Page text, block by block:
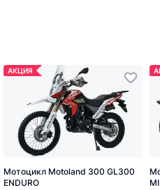
АКЦИЯ
Мотоцикл Motoland 300 GL300
ENDURO